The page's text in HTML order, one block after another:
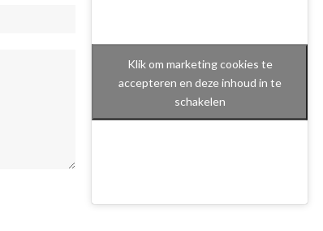
Klik om marketing cookies te
accepteren en deze inhoud in te
schakelen